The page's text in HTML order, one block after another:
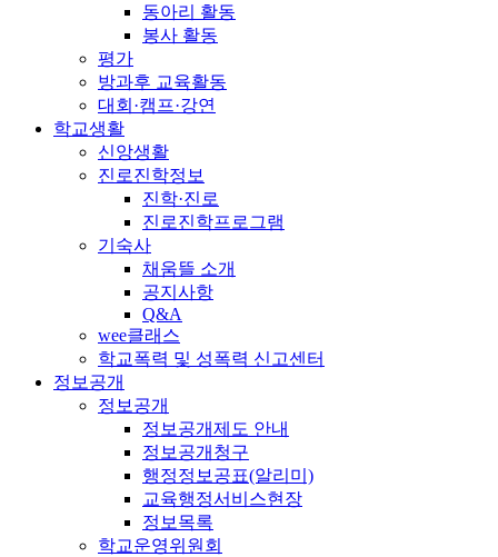
동아리 활동
봉사 활동
평가
방과후 교육활동
대회·캠프·강연
학교생활
신앙생활
진로진학정보
진학·진로
진로진학프로그램
기숙사
채움뜰 소개
공지사항
Q&A
wee클래스
학교폭력 및 성폭력 신고센터
정보공개
정보공개
정보공개제도 안내
정보공개청구
행정정보공표(알리미)
교육행정서비스현장
정보목록
학교운영위원회